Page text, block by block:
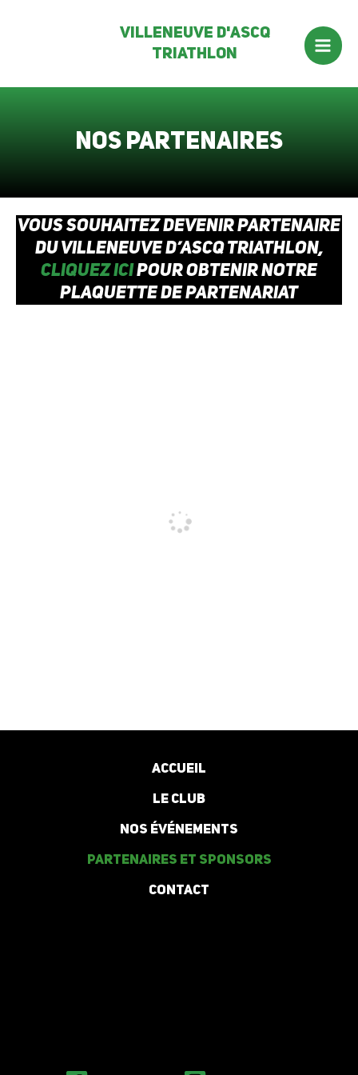
Villeneuve d'ascq
Triathlon
Nos partenaires
Vous souhaitez devenir partenaire
du Villeneuve d’ascq Triathlon,
cliquez icipour obtenir notre
plaquette de partenariat
Accueil
Le club
Nos événements
Partenaires et Sponsors
Contact